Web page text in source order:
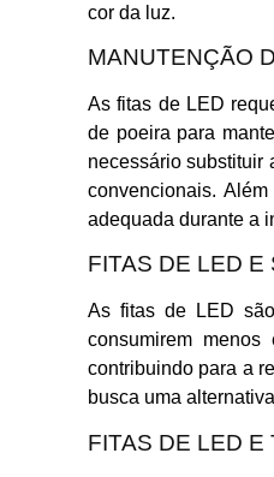
cor da luz.
MANUTENÇÃO
As fitas de LED
de poeira para
necessário substituir
convencionais.
adequada durante a
FITAS DE LED E
As fitas de LED
consumirem
contribuindo para a
busca uma
FITAS DE LED E